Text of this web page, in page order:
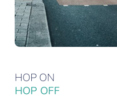
HOP ON
HOP OFF